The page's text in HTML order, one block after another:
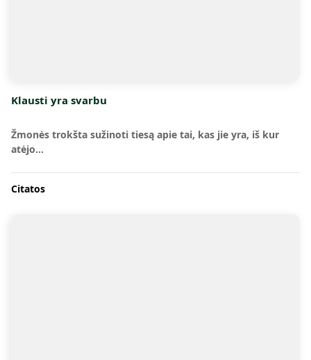
Klausti yra svarbu
Žmonės trokšta sužinoti tiesą apie tai, kas jie yra, iš kur
atėjo…
Citatos